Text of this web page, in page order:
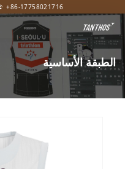
+86-17758021716
الطبقة الأساسية